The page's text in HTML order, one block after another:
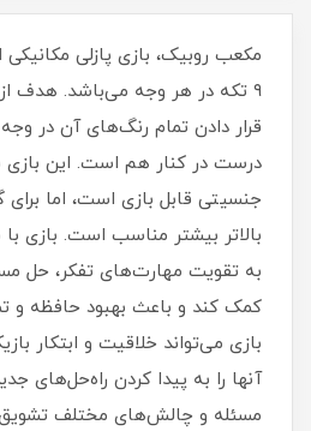
۹ تکه در هر وجه می‌باشد. هدف
قرار دادن تمام رنگ‌های آن در
درست در کنار هم است. این بازی
جنسیتی قابل بازی است، اما برای
بالاتر بیشتر مناسب است. بازی
به تقویت مهارت‌های تفکر، حل
کمک کند و باعث بهبود حافظه و
بازی می‌تواند خلاقیت و ابتکار
آنها را به پیدا کردن راه‌حل‌های
مسئله و چالش‌های مختلف تشویق